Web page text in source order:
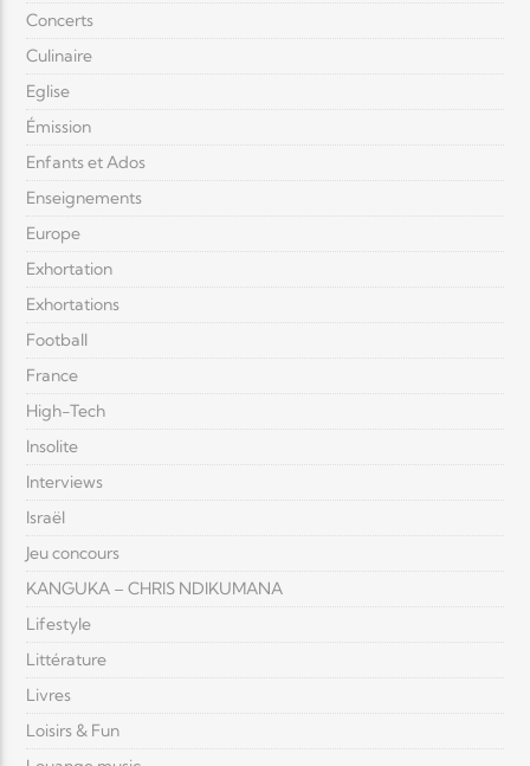
Concerts
Culinaire
Eglise
Émission
Enfants et Ados
Enseignements
Europe
Exhortation
Exhortations
Football
France
High-Tech
Insolite
Interviews
Israël
Jeu concours
KANGUKA – CHRIS NDIKUMANA
Lifestyle
Littérature
Livres
Loisirs & Fun